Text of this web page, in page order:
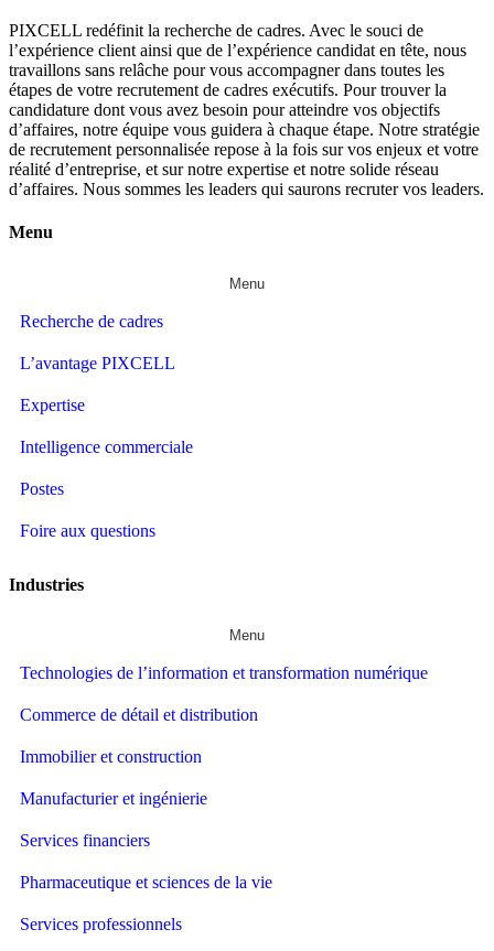
PIXCELL redéfinit la recherche de cadres. Avec le souci de
l’expérience client ainsi que de l’expérience candidat en tête, nous
travaillons sans relâche pour vous accompagner dans toutes les
étapes de votre recrutement de cadres exécutifs. Pour trouver la
candidature dont vous avez besoin pour atteindre vos objectifs
d’affaires, notre équipe vous guidera à chaque étape. Notre stratégie
de recrutement personnalisée repose à la fois sur vos enjeux et votre
réalité d’entreprise, et sur notre expertise et notre solide réseau
d’affaires. Nous sommes les leaders qui saurons recruter vos leaders.
Menu
Menu
Recherche de cadres
L’avantage PIXCELL
Expertise
Intelligence commerciale
Postes
Foire aux questions
Industries
Menu
Technologies de l’information et transformation numérique
Commerce de détail et distribution
Immobilier et construction
Manufacturier et ingénierie
Services financiers
Pharmaceutique et sciences de la vie
Services professionnels